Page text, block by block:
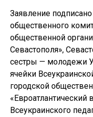
Заявление
общественного
общественной
Севастополя»,
сестры — молодежи
ячейки
городской
«Евроатлантический
Всеукраинского